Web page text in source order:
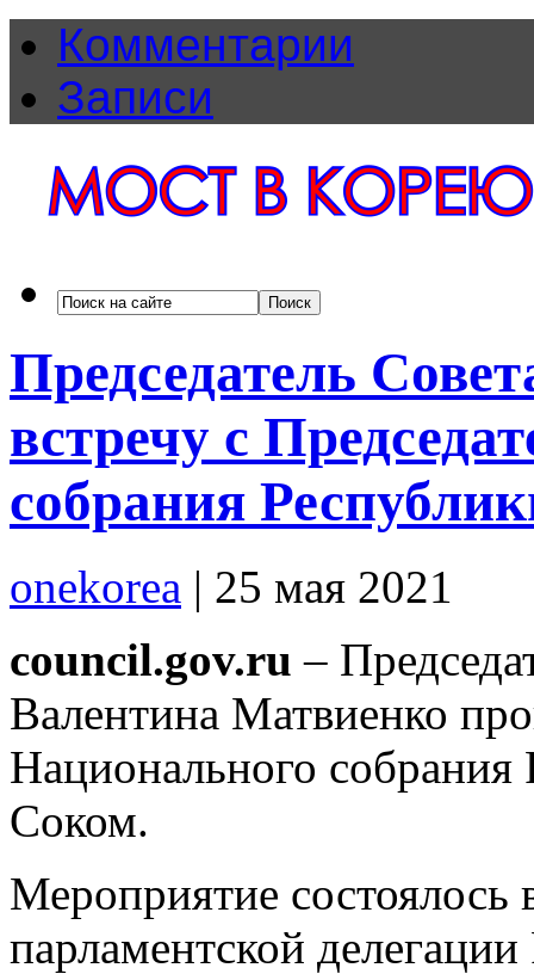
Комментарии
Записи
Председатель
встречу с
собрания
onekorea | 25 мая 2021
council.gov.ru –
Валентина Матвиенко
Национального
Соком.
Мероприятие состоялось
парламентской